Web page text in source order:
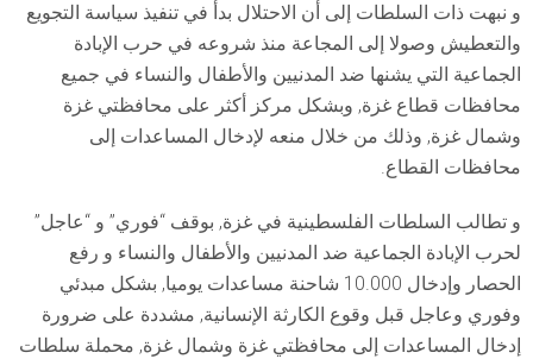
و نبهت ذات السلطات إلى أن الاحتلال بدأ في تنفيذ سياسة التجويع
والتعطيش وصولا إلى المجاعة منذ شروعه في حرب الإبادة
الجماعية التي يشنها ضد المدنيين والأطفال والنساء في جميع
محافظات قطاع غزة, وبشكل مركز أكثر على محافظتي غزة
وشمال غزة, وذلك من خلال منعه لإدخال المساعدات إلى
محافظات القطاع.
و تطالب السلطات الفلسطينية في غزة, بوقف “فوري” و “عاجل”
لحرب الإبادة الجماعية ضد المدنيين والأطفال والنساء و رفع
الحصار وإدخال 10.000 شاحنة مساعدات يوميا, بشكل مبدئي
وفوري وعاجل قبل وقوع الكارثة الإنسانية, مشددة على ضرورة
إدخال المساعدات إلى محافظتي غزة وشمال غزة, محملة سلطات